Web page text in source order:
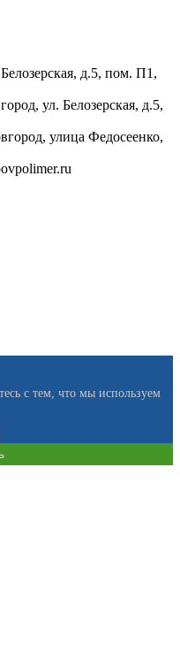
д.5, пом. П1,
ул. Белозерская, д.5,
улица Федосеенко,
с тем, что мы используем